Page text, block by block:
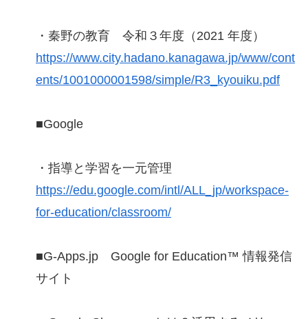
・秦野の教育 令和３年度（2021 年度）
https://www.city.hadano.kanagawa.jp/www/cont
ents/1001000001598/simple/R3_kyouiku.pdf
■Google
・指導と学習を一元管理
https://edu.google.com/intl/ALL_jp/workspace-
for-education/classroom/
■G-Apps.jp Google for Education™ 情報発信
サイト